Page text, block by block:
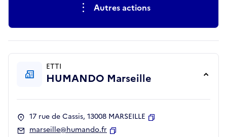
Autres actions
ETTI
HUMANDO Marseille
17 rue de Cassis, 13008 MARSEILLE
marseille@humando.fr